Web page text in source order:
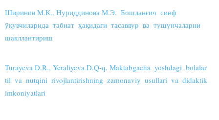
Ширинов М.К., Нуриддинова М.Э. Бошланғич синф
ўқувчиларида табиат ҳақидаги тасаввур ва тушунчаларни
шакллантириш
Turayeva D.R., Yeraliyeva D.Q-q. Maktabgacha yoshdagi bolalar
til va nutqini rivojlantirishning zamonaviy usullari va didaktik
imkoniyatlari